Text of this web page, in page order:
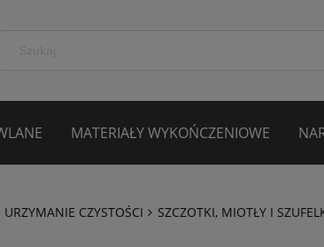
MATERIAŁY WYKOŃCZENIOWE
URZYMANIE CZYSTOŚCI SZCZOTKI, MIOTŁY I